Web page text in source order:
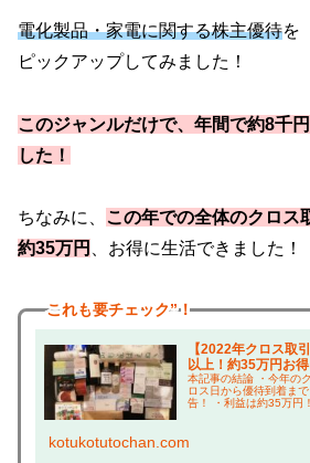
電化製品・家電に関する株主優待を
ピックアップしてみました！
このジャンルだけで、年間で約8千
した！
ちなみに、 この年での全体のクロス
約35万円
、お得に生活できました！
これも要チェック”！
【2022年クロス取
以上！約35万円お
本記事の結論 ・今年の
ロス日から優待到着ま
告！ ・利益は約35万円
介！...
kotukotutochan.com